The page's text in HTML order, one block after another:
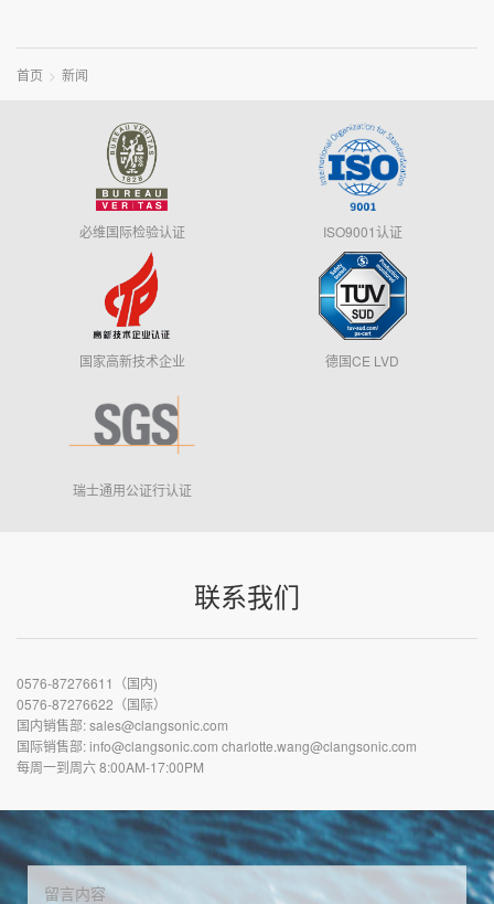
首页 新闻
必维国际检验认证 ISO9001认证
国家高新技术企业 德国CE LVD
瑞士通用公证行认证
联系我们
0576-87276611（国内)
0576-87276622（国际）
国内销售部: sales@clangsonic.com
国际销售部: info@clangsonic.com charlotte.wang@clangsonic.com
每周一到周六 8:00AM-17:00PM